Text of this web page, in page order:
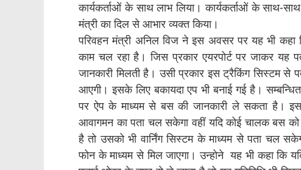
कार्यकर्ताओं के साथ लाभ लिया। कार्यकर्ताओं के साथ-
मंत्री का दिल से आभार व्यक्त किया।
परिवहन मंत्री अनिल विज ने इस अवसर पर यह भी कहा
काम चल रहा है। जिस प्रकार एयरपोर्ट पर जाकर
जानकारी मिलती है। उसी प्रकार इस ट्रैकिंग सिस्टम
आएगी। इसके लिए बकायदा एप भी बनाई गई है।
पर ऐप के माध्यम से बस की जानकारी ले सकता है।
आवागमन का पता चल सकेगा वहीं यदि कोई चालक बस
है तो उसको भी वार्निंग सिस्टम के माध्यम से पता चल
फोन के माध्यम से मिल जाएगा। उन्होने यह भी कहा